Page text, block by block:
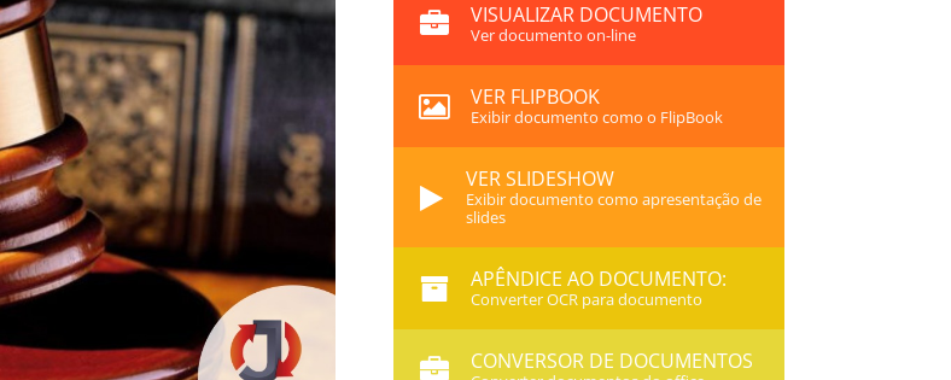
VISUALIZAR DOCUMENTO
Ver documento on-line
VER FLIPBOOK
Exibir documento como o FlipBook
VER SLIDESHOW
Exibir documento como apresentação de
slides
APÊNDICE AO DOCUMENTO:
Converter OCR para documento
CONVERSOR DE DOCUMENTOS